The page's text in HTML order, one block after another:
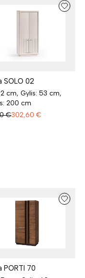
SOLO 02
cm, Gylis: 53 cm,
200 cm
€302,60 €
PORTI 70